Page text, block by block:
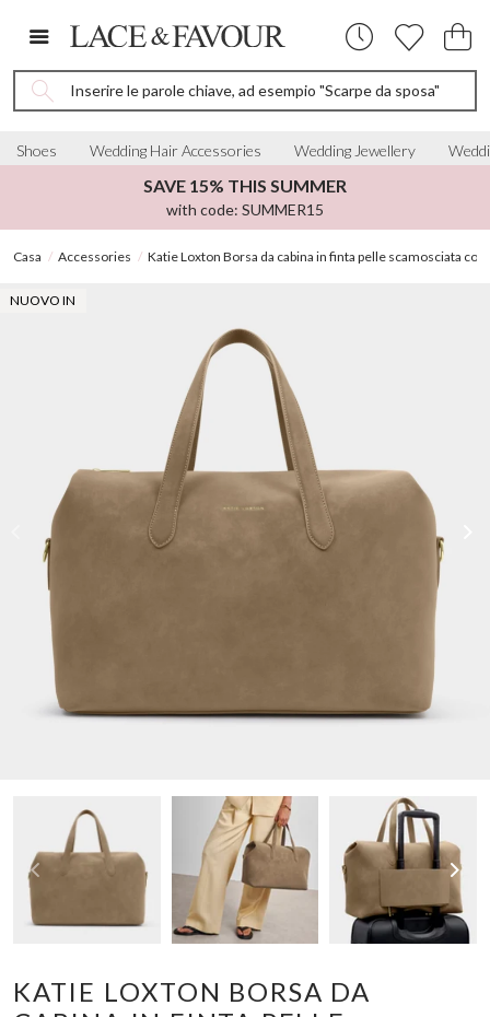
Inserire le parole chiave, ad esempio "Scarpe da sposa"
Shoes Wedding Hair Accessories Wedding Jewellery
SAVE 15% THIS SUMMER
with code: SUMMER15
Casa Accessories Katie Loxton Borsa da cabina in finta pelle scamosciata
NUOVO IN
KATIE LOXTON BORSA DA